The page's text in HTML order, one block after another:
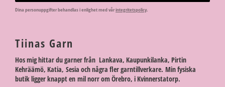
Dina personuppgifter behandlas i enlighet med vårintegritetspolicy.
Tiinas Garn
Hos mig hittar du garner från Lankava, Kaupunkilanka, Pirtin
Kehräämö, Katia, Sesia och några fler garntillverkare. Min fysiska
butik ligger knappt en mil norr om Örebro, i Kvinnerstatorp.